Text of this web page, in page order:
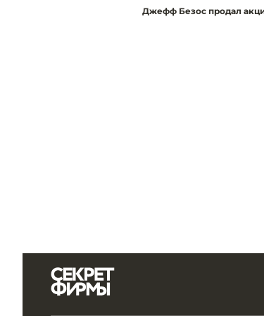
Джефф Безос продал